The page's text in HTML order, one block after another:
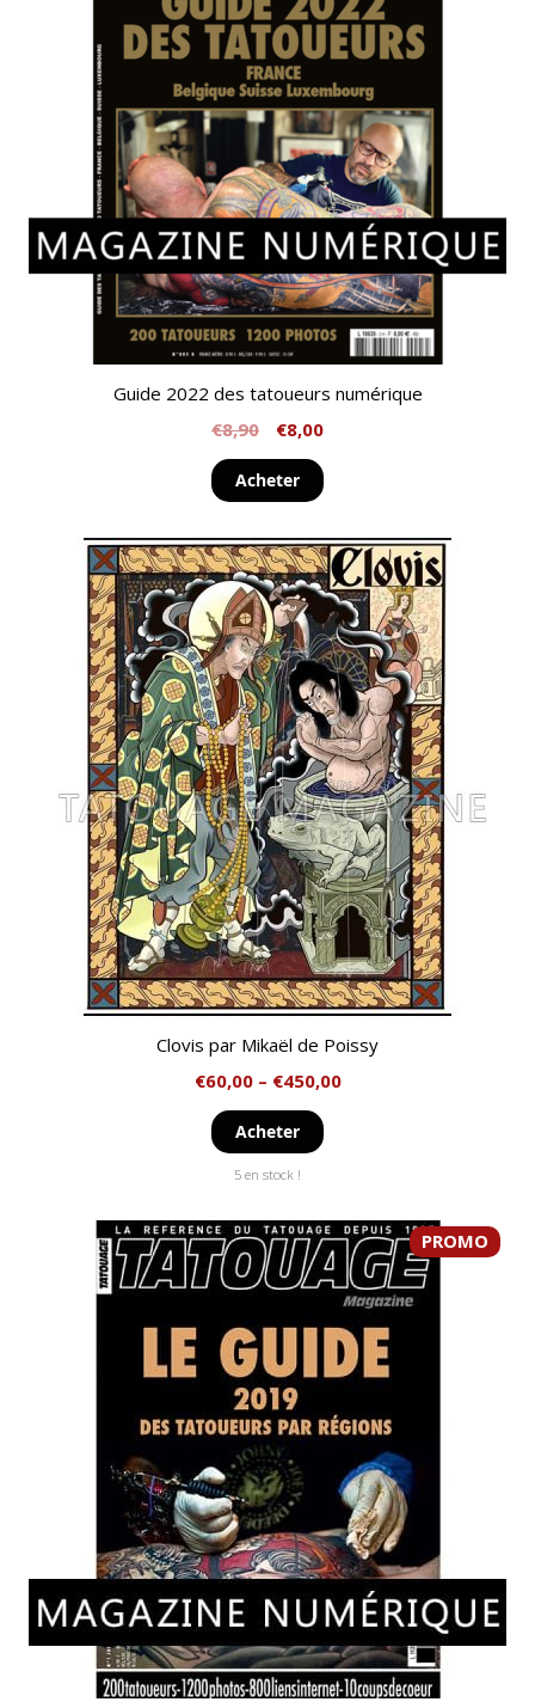
Guide 2022 des tatoueurs numérique
€8,90 €8,00
Acheter
Clovis par Mikaël de Poissy
€60,00– €450,00
Acheter
5 en stock !
PROMO